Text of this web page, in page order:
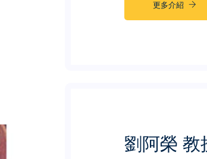
更多介紹
劉阿榮 教